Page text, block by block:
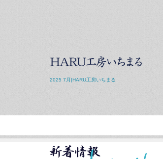
2025 7月|HARU工房いちまる